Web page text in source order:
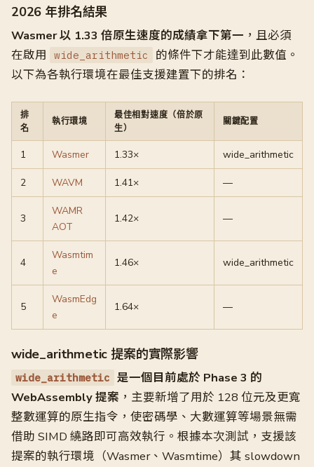
2026 年排名結果
Wasmer 以 1.33 倍原生速度的成績拿下第一 ，且必須
在啟用
wide_arithmetic
的條件下才能達到此數值。
以下為各執行環境在最佳支援建置下的排名：
排
名
執行環境
最佳相對速度（倍於原
生）
關鍵配置
1 Wasmer 1.33× wide_arithmetic
2 WAVM 1.41× —
3
WAMR
AOT
1.42× —
4
Wasmtim
e
1.46× wide_arithmetic
5
WasmEdg
e
1.64× —
wide_arithmetic 提案的實際影響
wide_arithmetic 是一個目前處於 Phase 3 的
WebAssembly 提案 ，主要新增了用於 128 位元及更寬
整數運算的原生指令，使密碼學、大數運算等場景無需
借助 SIMD 繞路即可高效執行。根據本次測試，支援該
提案的執行環境（Wasmer、Wasmtime）其 slowdown